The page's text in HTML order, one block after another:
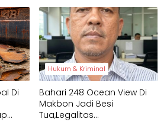
Di
Hukum & Kriminal
Bahari 248 Ocean View Di
Makbon Jadi Besi
Tua,Legalitas